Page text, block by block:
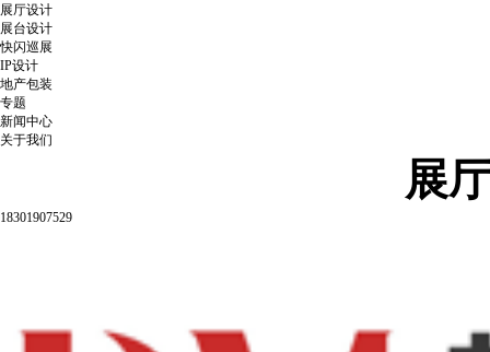
展厅设计
展台设计
快闪巡展
IP设计
地产包装
专题
新闻中心
关于我们
展
18301907529